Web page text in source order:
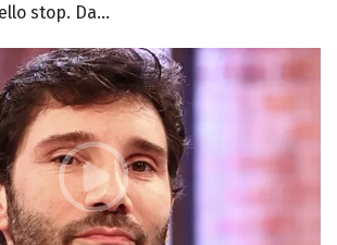
stop. Da...